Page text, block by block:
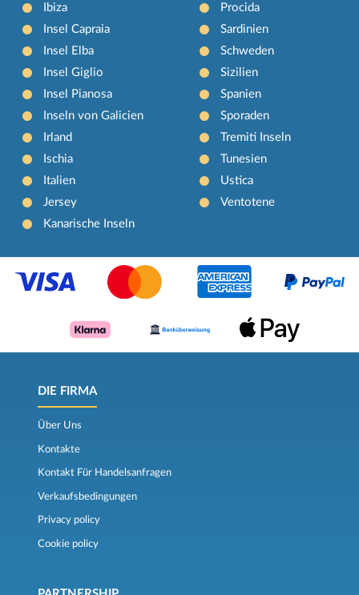
Ibiza
Insel Capraia
Insel Elba
Insel Giglio
Insel Pianosa
Inseln von Galicien
Irland
Ischia
Italien
Jersey
Kanarische Inseln
Procida
Sardinien
Schweden
Sizilien
Spanien
Sporaden
Tremiti Inseln
Tunesien
Ustica
Ventotene
DIE FIRMA
Über Uns
Kontakte
Kontakt Für Handelsanfragen
Verkaufsbedingungen
Privacy policy
Cookie policy